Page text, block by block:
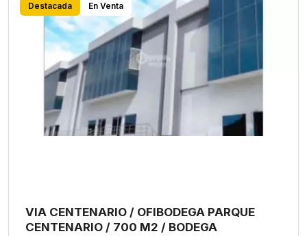
Destacada En Venta
VIA CENTENARIO / OFIBODEGA PARQUE
CENTENARIO / 700 M2 / BODEGA